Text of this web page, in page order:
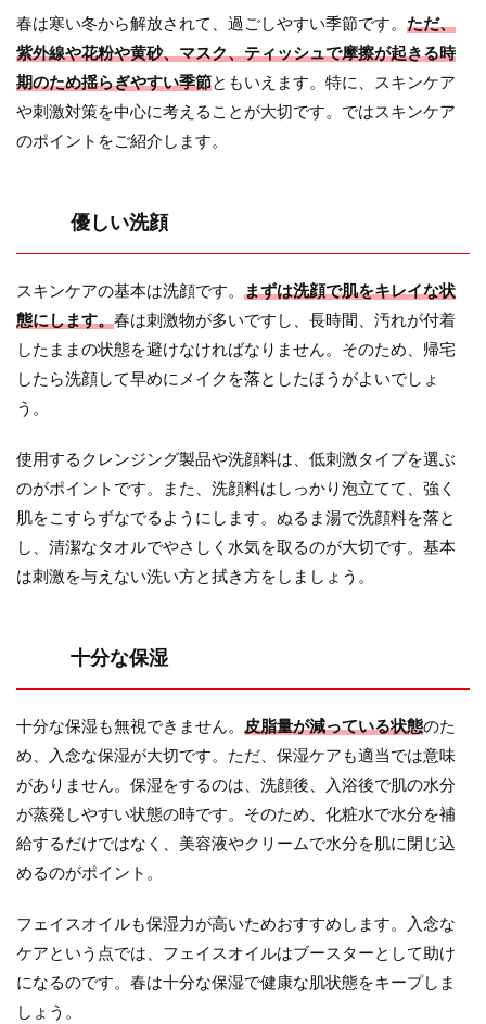
春は寒い冬から解放されて、過ごしやすい季節です。 ただ、
紫外線や花粉や黄砂、マスク、ティッシュで摩擦が起きる時
期のため揺らぎやすい季節ともいえます。特に、スキンケア
や刺激対策を中心に考えることが大切です。ではスキンケア
のポイントをご紹介します。
優しい洗顔
スキンケアの基本は洗顔です。 まずは洗顔で肌をキレイな状
態にします。春は刺激物が多いですし、長時間、汚れが付着
したままの状態を避けなければなりません。そのため、帰宅
したら洗顔して早めにメイクを落としたほうがよいでしょ
う。
使用するクレンジング製品や洗顔料は、低刺激タイプを選ぶ
のがポイントです。また、洗顔料はしっかり泡立てて、強く
肌をこすらずなでるようにします。ぬるま湯で洗顔料を落と
し、清潔なタオルでやさしく水気を取るのが大切です。基本
は刺激を与えない洗い方と拭き方をしましょう。
十分な保湿
十分な保湿も無視できません。 皮脂量が減っている状態のた
め、入念な保湿が大切です。ただ、保湿ケアも適当では意味
がありません。保湿をするのは、洗顔後、入浴後で肌の水分
が蒸発しやすい状態の時です。そのため、化粧水で水分を補
給するだけではなく、美容液やクリームで水分を肌に閉じ込
めるのがポイント。
フェイスオイルも保湿力が高いためおすすめします。入念な
ケアという点では、フェイスオイルはブースターとして助け
になるのです。春は十分な保湿で健康な肌状態をキープしま
しょう。